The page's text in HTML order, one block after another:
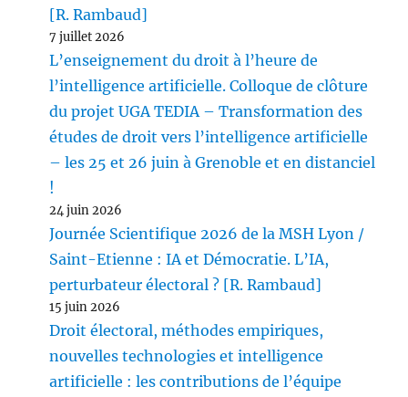
[R. Rambaud]
7 juillet 2026
L’enseignement du droit à l’heure de
l’intelligence artificielle. Colloque de clôture
du projet UGA TEDIA – Transformation des
études de droit vers l’intelligence artificielle
– les 25 et 26 juin à Grenoble et en distanciel
!
24 juin 2026
Journée Scientifique 2026 de la MSH Lyon /
Saint-Etienne : IA et Démocratie. L’IA,
perturbateur électoral ? [R. Rambaud]
15 juin 2026
Droit électoral, méthodes empiriques,
nouvelles technologies et intelligence
artificielle : les contributions de l’équipe